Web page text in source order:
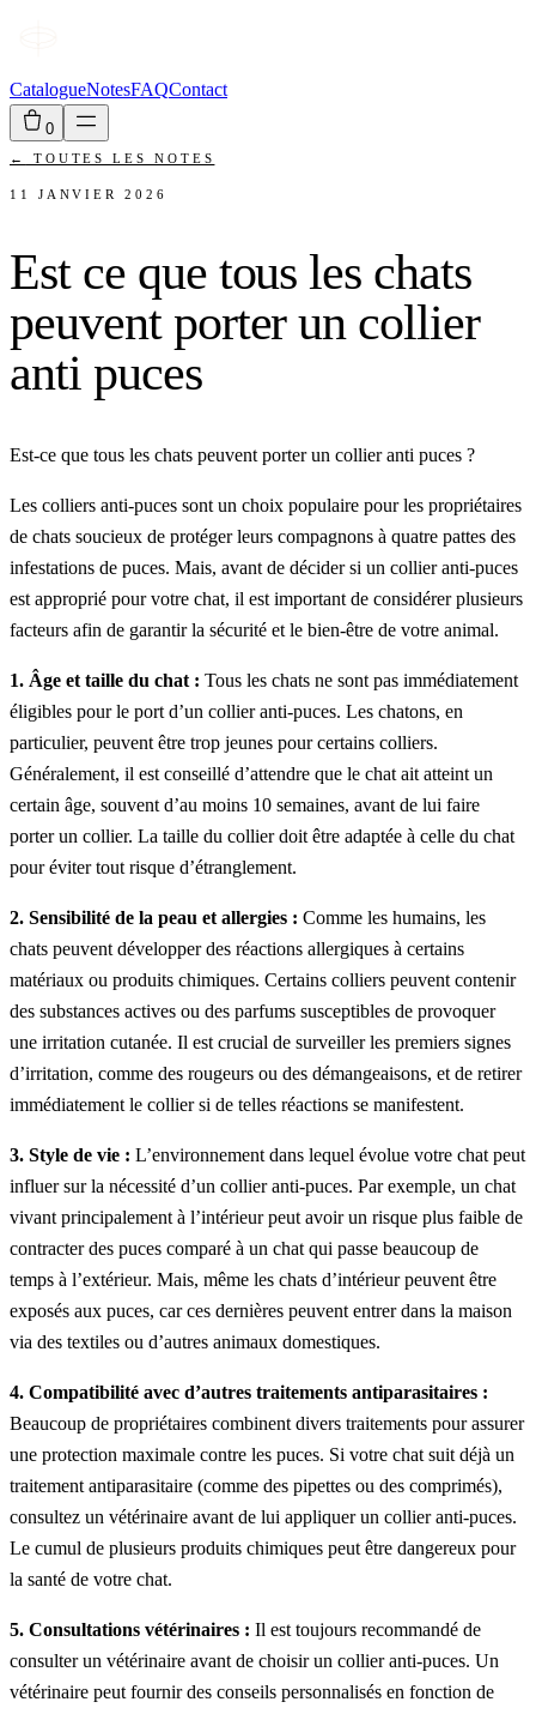
CatalogueNotesFAQContact
0
← TOUTES LES NOTES
11 JANVIER 2026
Est ce que tous les chats
peuvent porter un collier
anti puces
Est-ce que tous les chats peuvent porter un collier anti puces ?
Les colliers anti-puces sont un choix populaire pour les propriétaires
de chats soucieux de protéger leurs compagnons à quatre pattes des
infestations de puces. Mais, avant de décider si un collier anti-puces
est approprié pour votre chat, il est important de considérer plusieurs
facteurs afin de garantir la sécurité et le bien-être de votre animal.
1. Âge et taille du chat : Tous les chats ne sont pas immédiatement
éligibles pour le port d’un collier anti-puces. Les chatons, en
particulier, peuvent être trop jeunes pour certains colliers.
Généralement, il est conseillé d’attendre que le chat ait atteint un
certain âge, souvent d’au moins 10 semaines, avant de lui faire
porter un collier. La taille du collier doit être adaptée à celle du chat
pour éviter tout risque d’étranglement.
2. Sensibilité de la peau et allergies : Comme les humains, les
chats peuvent développer des réactions allergiques à certains
matériaux ou produits chimiques. Certains colliers peuvent contenir
des substances actives ou des parfums susceptibles de provoquer
une irritation cutanée. Il est crucial de surveiller les premiers signes
d’irritation, comme des rougeurs ou des démangeaisons, et de retirer
immédiatement le collier si de telles réactions se manifestent.
3. Style de vie : L’environnement dans lequel évolue votre chat peut
influer sur la nécessité d’un collier anti-puces. Par exemple, un chat
vivant principalement à l’intérieur peut avoir un risque plus faible de
contracter des puces comparé à un chat qui passe beaucoup de
temps à l’extérieur. Mais, même les chats d’intérieur peuvent être
exposés aux puces, car ces dernières peuvent entrer dans la maison
via des textiles ou d’autres animaux domestiques.
4. Compatibilité avec d’autres traitements antiparasitaires :
Beaucoup de propriétaires combinent divers traitements pour assurer
une protection maximale contre les puces. Si votre chat suit déjà un
traitement antiparasitaire (comme des pipettes ou des comprimés),
consultez un vétérinaire avant de lui appliquer un collier anti-puces.
Le cumul de plusieurs produits chimiques peut être dangereux pour
la santé de votre chat.
5. Consultations vétérinaires : Il est toujours recommandé de
consulter un vétérinaire avant de choisir un collier anti-puces. Un
vétérinaire peut fournir des conseils personnalisés en fonction de